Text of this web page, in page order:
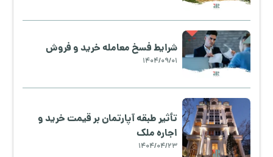
شرایط فسخ معامله خرید و فروش
1404/09/01
تأثیر طبقه آپارتمان بر قیمت خرید و
اجاره ملک
1404/04/23